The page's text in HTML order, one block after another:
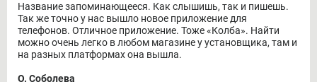
Название запоминающееся. Как слышишь, так и пишешь.
Так же точно у нас вышло новое приложение для
телефонов. Отличное приложение. Тоже «Колба». Найти
можно очень легко в любом магазине у установщика, там и
на разных платформах она вышла.
О. Соболева